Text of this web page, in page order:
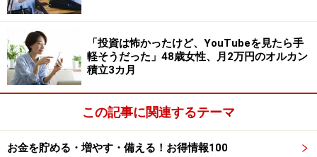
現在年金以外の収入はないそうで、年金で足りない支出
がある場合については「貯蓄」で賄っているという投稿
者。
とはいえ、特に「節約はしていません。普通の生活をし
ていれば結構あまる」といい、「海外旅行にいく際は年
金だけでは足りないので貯蓄から補填している」とのこ
と。
「投資は怖かったけど、YouTubeを見たら手
軽そうだった」48歳女性、月2万円のオルカン
積立3カ月
この記事に関連するテーマ
お金を貯める・増やす・備える！お得情報100